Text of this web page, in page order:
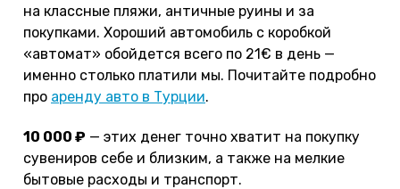
на классные пляжи, античные руины и за
покупками. Хороший автомобиль с коробкой
«автомат» обойдется всего по 21€ в день —
именно столько платили мы. Почитайте подробно
про аренду авто в Турции.
10 000 ₽ — этих денег точно хватит на покупку
сувениров себе и близким, а также на мелкие
бытовые расходы и транспорт.